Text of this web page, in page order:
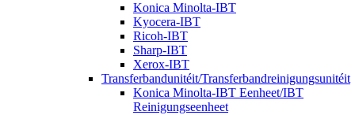
Konica Minolta-IBT
Kyocera-IBT
Ricoh-IBT
Sharp-IBT
Xerox-IBT
Transferbandunitéit/Transferbandreinigungsunitéit
Konica Minolta-IBT Eenheet/IBT
Reinigungseenheet